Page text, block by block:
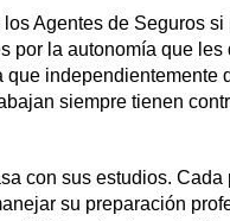
los Agentes de Seguros si
por la autonomía que les
que independientemente
siempre tienen
con sus estudios. Cada
su preparación